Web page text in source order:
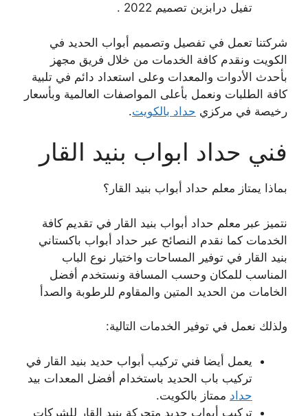
تفيل درابزين تصميم 2022 .
شركتنا تعمل في تفصيل وتصميم أبواب الحديد في
الكويت ونقدم كافة الخدمات من خلال فريق مجهز
بأحدث الأدوات والمعدات وعلى استعداد دائم في تلبية
كافة الطلبات ونعمل بأعلى المواصفات العالمية وبأسعار
رخيصة في مركزي حداد بالكويت.
فني حداد ابواب بنيد القار
بماذا يمتاز معلم حداد أبواب بنيد القار؟
نتميز عبر معلم حداد أبواب بنيد القار في تقديم كافة
الخدمات كما نقدم النصائح عبر حداد أبواب باكستاني
بنيد القار في توفير المساحات واختيار نوع الباب
المناسب للمكان وحسب المسافة ونستخدم أفضل
الخامات من الحديد المتين والمقاوم للرطوبة والصدأ
ولذلك نعمل في توفير الخدمات التالية:
يعمل أيضا فني تركيب أبواب حديد بنيد القار في
تركيب باب الحديد باستخدام أفضل المعدات بيد
حداد ممتاز بالكويت.
تركيب أبواب حديد متحركة بنيد القار للشركات